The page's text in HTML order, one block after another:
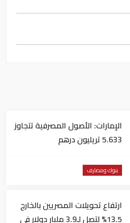
الإمارات: الأصول المصرفية تتجاوز
5.633 تريليون درهم
بنوك ومصارف
ارتفاع تحويلات المصريين بالخارج
13.5% لتصل لـ3.9 مليار دولار في